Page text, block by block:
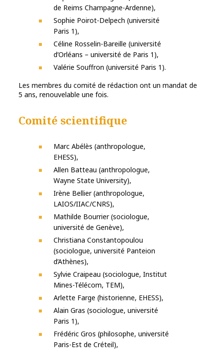
de Reims Champagne-Ardenne),
Sophie Poirot-Delpech (université
Paris 1),
Céline Rosselin-Bareille (université
d’Orléans – université de Paris 1),
Valérie Souffron (université Paris 1).
Les membres du comité de rédaction ont un mandat de
5 ans, renouvelable une fois.
Comité scientifique
Marc Abélès (anthropologue,
EHESS),
Allen Batteau (anthropologue,
Wayne State University),
Irène Bellier (anthropologue,
LAIOS/IIAC/CNRS),
Mathilde Bourrier (sociologue,
université de Genève),
Christiana Constantopoulou
(sociologue, université Panteion
d’Athènes),
Sylvie Craipeau (sociologue, Institut
Mines-Télécom, TEM),
Arlette Farge (historienne, EHESS),
Alain Gras (sociologue, université
Paris 1),
Frédéric Gros (philosophe, université
Paris-Est de Créteil),